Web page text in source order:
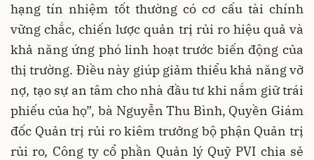
hạng tín nhiệm tốt thường có cơ cấu tài chính
vững chắc, chiến lược quản trị rủi ro hiệu quả và
khả năng ứng phó linh hoạt trước biến động của
thị trường. Điều này giúp giảm thiểu khả năng vỡ
nợ, tạo sự an tâm cho nhà đầu tư khi nắm giữ trái
phiếu của họ”, bà Nguyễn Thu Bình, Quyền Giám
đốc Quản trị rủi ro kiêm trưởng bộ phận Quản trị
rủi ro, Công ty cổ phần Quản lý Quỹ PVI chia sẻ